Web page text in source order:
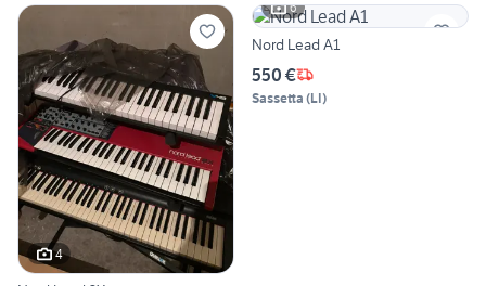
4
6
Nord Lead A1
550 €
Sassetta (LI)